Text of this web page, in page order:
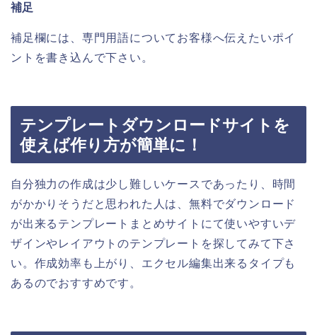
補足
補足欄には、専門用語についてお客様へ伝えたいポイ
ントを書き込んで下さい。
テンプレートダウンロードサイトを
使えば作り方が簡単に！
自分独力の作成は少し難しいケースであったり、時間
がかかりそうだと思われた人は、無料でダウンロード
が出来るテンプレートまとめサイトにて使いやすいデ
ザインやレイアウトのテンプレートを探してみて下さ
い。作成効率も上がり、エクセル編集出来るタイプも
あるのでおすすめです。